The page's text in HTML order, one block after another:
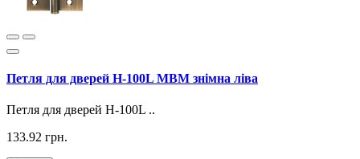
Петля для дверей H-100L МВМ знімна ліва
Петля для дверей H-100L ..
133.92 грн.